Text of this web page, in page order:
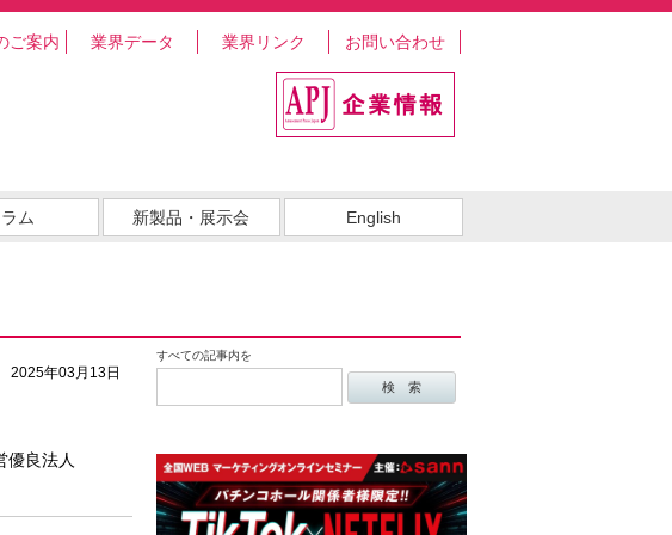
ご案内 業界データ 業界リンク お問い合わせ
ム 新製品・展示会 English
すべての記事内を
2025年03月13日
優良法人